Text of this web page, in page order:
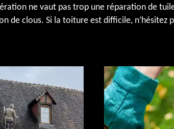
ne vaut pas trop une réparation de
de clous. Si la toiture est difficile,